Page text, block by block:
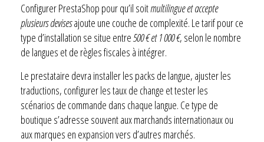
Configurer PrestaShop pour qu’il soitmultilingue et accepte
plusieurs devisesajoute une couche de complexité. Le tarif pour ce
type d’installation se situe entre500 € et 1 000 €, selon le nombre
de langues et de règles fiscales à intégrer.
Le prestataire devra installer les packs de langue, ajuster les
traductions, configurer les taux de change et tester les
scénarios de commande dans chaque langue. Ce type de
boutique s’adresse souvent aux marchands internationaux ou
aux marques en expansion vers d’autres marchés.